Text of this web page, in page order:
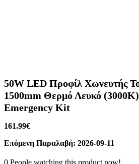
50W LED Προφίλ Χωνευτής
1500mm Θερμό Λευκό
Emergency Kit
161.99€
Επόμενη Παραλαβή: 2026-09-11